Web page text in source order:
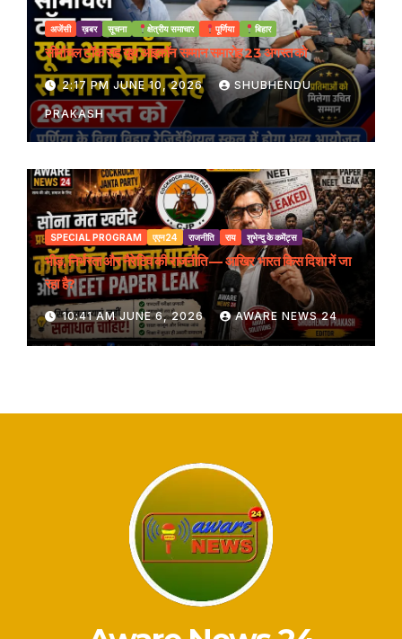
अजेंसी ख़बर सूचना क्षेत्रीय समाचार पूर्णिया बिहार
सीमांचल टॉक सह यूथ आइकॉन सम्मान समारोह 23 अगस्त को
2:17 PM JUNE 10, 2026 SHUBHENDU
PRAKASH
SPECIAL PROGRAM एएन24 राजनीति राय शुभेन्दु के कमेंट्स
भीड़, निर्भरता और नैरेटिव की राजनीति — आखिर भारत किस दिशा में जा
रहा है?
10:41 AM JUNE 6, 2026 AWARE NEWS 24